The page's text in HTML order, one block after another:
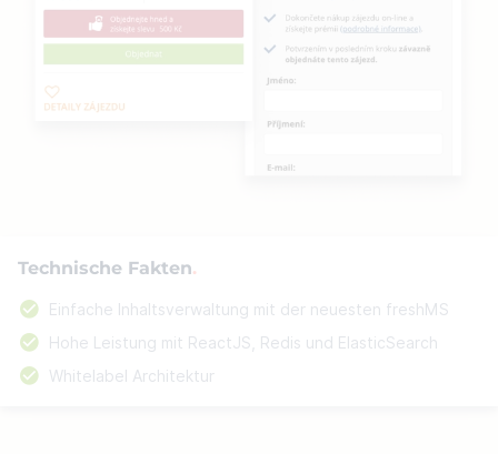
Technische Fakten
Einfache Inhaltsverwaltung mit der neuesten freshMS
Hohe Leistung mit ReactJS, Redis und ElasticSearch
Whitelabel Architektur